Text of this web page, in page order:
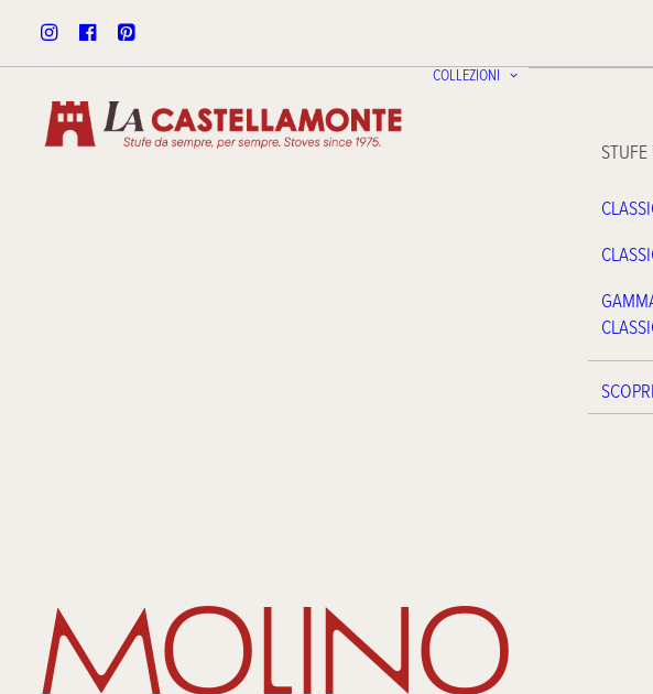
COLLEZIONI
STUFE
Molino